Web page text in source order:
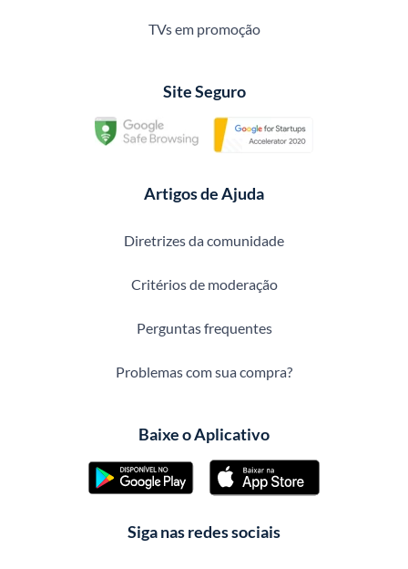
TVs em promoção
Site Seguro
Artigos de Ajuda
Diretrizes da comunidade
Critérios de moderação
Perguntas frequentes
Problemas com sua compra?
Baixe o Aplicativo
Siga nas redes sociais